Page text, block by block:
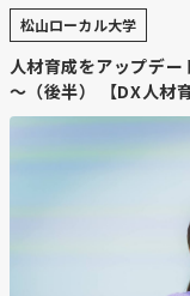
松山ローカル大学
人材育成をアップデ
～（後半） 【DX人材